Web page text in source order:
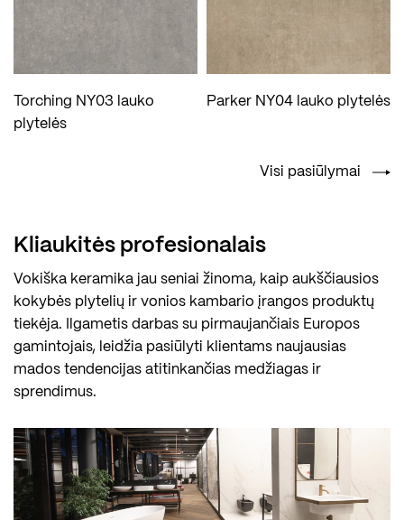
Torching NY03 lauko
plytelės
Parker NY04 lauko plytelės
Visi pasiūlymai
Kliaukitės profesionalais
Vokiška keramika jau seniai žinoma, kaip aukščiausios
kokybės plytelių ir vonios kambario įrangos produktų
tiekėja. Ilgametis darbas su pirmaujančiais Europos
gamintojais, leidžia pasiūlyti klientams naujausias
mados tendencijas atitinkančias medžiagas ir
sprendimus.